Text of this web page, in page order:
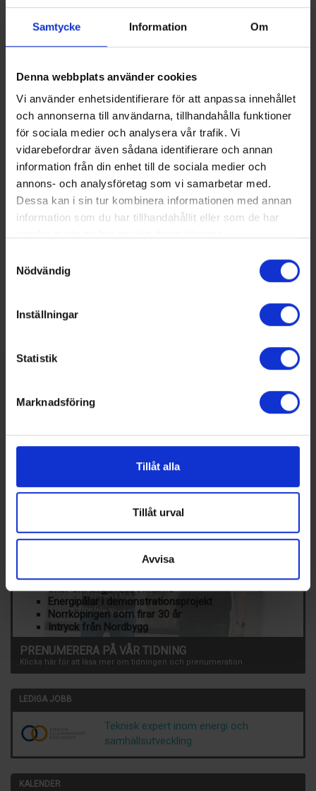
Samtycke Information Om
Denna webbplats använder cookies
Vi använder enhetsidentifierare för att anpassa innehållet
och annonserna till användarna, tillhandahålla funktioner
för sociala medier och analysera vår trafik. Vi
vidarebefordrar även sådana identifierare och annan
information från din enhet till de sociala medier och
annons- och analysföretag som vi samarbetar med.
Dessa kan i sin tur kombinera informationen med annan
information som du har tillhandahållit eller som de har
Nödvändig
Inställningar
Statistik
Marknadsföring
Tillåt alla
Tillåt urval
Avvisa
hållbara utveckling, ger stabilitet i en ekonomiskt volatil
miljö och öppnar upp nya möjligheter för Hauser, säger
genomföras genom ett tillskott i Epta av Hausers aktier, har
de nuvarande aktieägarna i Epta cirka 86 % av den
sammanslagna enheten, medan den stiftelse som grundats
av Hauser kommer att inneha cirka 14 %. Slutförandet av
affären är föremål för sedvanliga villkor, inklusive
godkännande av de europeiska konkurrensmyndigheterna,
vilket förväntas i slutet av 2025.
Dela på:
Skol-SM avgjordes i Malmö
Energipålar i demonstrationsprojekt
Norrköpingen som firar 30 år
Intryck från Nordbygg
PRENUMERERA PÅ VÅR TIDNING
Klicka här för att läsa mer om tidningen och prenumeration
LEDIGA JOBB
Teknisk expert inom energi och
samhällsutveckling
KALENDER